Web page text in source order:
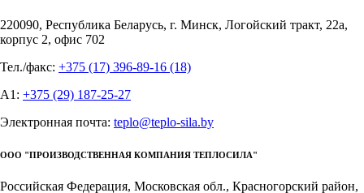
220090, Республика Беларусь, г. Минск, Логойский тракт, 22а,
корпус 2, офис 702
Тел./факс: +375 (17) 396-89-16 (18)
А1: +375 (29) 187-25-27
Электронная почта: teplo@teplo-sila.by
ООО "ПРОИЗВОДСТВЕННАЯ КОМПАНИЯ ТЕПЛОСИЛА"
Российская Федерация, Московская обл., Красногорский район,